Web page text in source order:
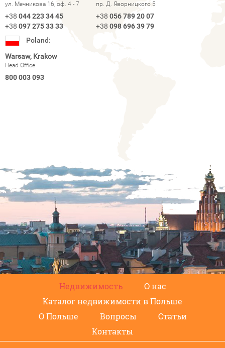
ул. Мечникова 16, оф. 4 - 7
+38 044 223 34 45
+38 097 275 33 33
пр. Д. Яворницкого 5
+38 056 789 20 07
+38 098 696 39 79
Poland:
Warsaw, Krakow
Head Office
800 003 093
Недвижимость
О нас
Каталог недвижимости в Польше
О Польше
Вопросы
Статьи
Контакты